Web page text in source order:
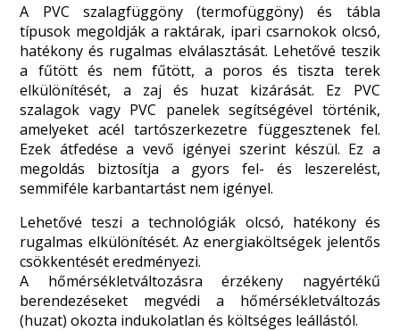
A PVC szalagfüggöny (termofüggöny) és tábla
típusok megoldják a raktárak, ipari csarnokok olcsó,
hatékony és rugalmas elválasztását. Lehetővé teszik
a fűtött és nem fűtött, a poros és tiszta terek
elkülönítését, a zaj és huzat kizárását. Ez PVC
szalagok vagy PVC panelek segítségével történik,
amelyeket acél tartószerkezetre függesztenek fel.
Ezek átfedése a vevő igényei szerint készül. Ez a
megoldás biztosítja a gyors fel- és leszerelést,
semmiféle karbantartást nem igényel.
Lehetővé teszi a technológiák olcsó, hatékony és
rugalmas elkülönítését. Az energiaköltségek jelentős
csökkentését eredményezi.
A hőmérsékletváltozásra érzékeny nagyértékű
berendezéseket megvédi a hőmérsékletváltozás
(huzat) okozta indukolatlan és költséges leállástól.